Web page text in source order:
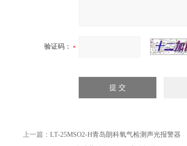
验证码：
上一篇： LT-25MSO2-H青岛朗科氧气检测声光报警器